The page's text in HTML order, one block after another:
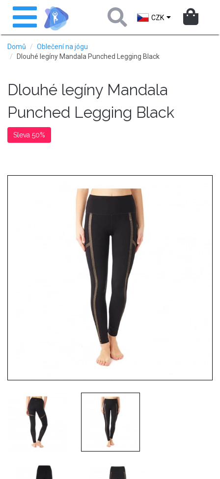
Přejít
hlavnímu
obsahu
Toggle
navigation
CZK
Domů
Oblečení na jógu
Dlouhé legíny Mandala Punched Legging Black
Dlouhé legíny Mandala
Punched Legging Black
Sleva 50%